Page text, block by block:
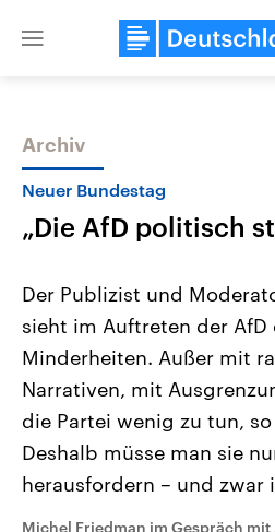
Close
Themen
Landtagswahl Sachsen-Anhalt
2026
Alle Informationen
Sachsen-Anhalt wählt am 6.
September 2026 einen neuen
Bundesland von einer Koalition
Umfragen, Prognosen,
Archiv
Neuer Bundestag
„Die AfD politisch
Der Publizist und
sieht im Auftreten der AfD
Minderheiten. Außer mit
Narrativen, mit
die Partei wenig zu tun,
Deshalb müsse man sie
herausfordern – und zwar
Michel Friedman im Gespräch